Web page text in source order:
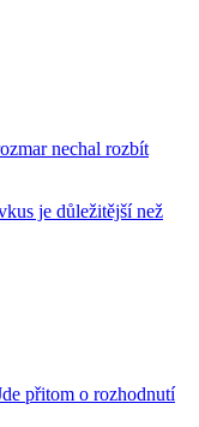
nechal rozbít
je důležitější než
přitom o rozhodnutí